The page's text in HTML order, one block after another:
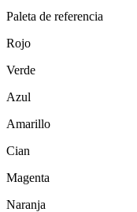
Paleta de referencia
Rojo
Verde
Azul
Amarillo
Cian
Magenta
Naranja